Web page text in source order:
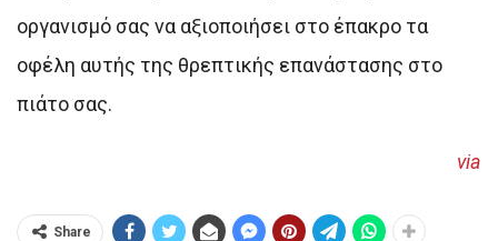
οργανισμό σας να αξιοποιήσει στο έπακρο τα
οφέλη αυτής της θρεπτικής επανάστασης στο
πιάτο σας.
via
Share